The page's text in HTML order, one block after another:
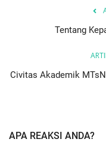
Tentang
Civitas Akademik
APA REAKSI ANDA?